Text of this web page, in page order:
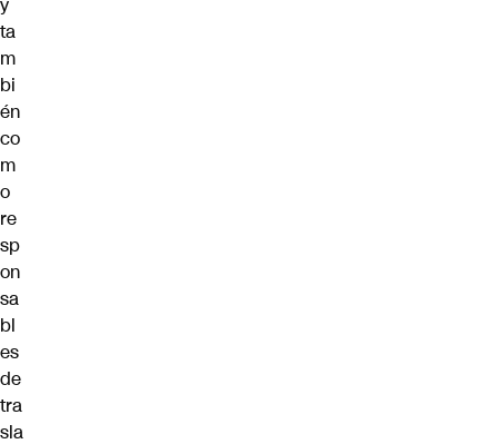
ta
m
bi
én
co
m
o
re
sp
on
sa
bl
es
de
tra
sla